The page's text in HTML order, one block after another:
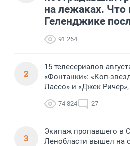
на лежаках. Что
Геленджике
91 264
2
15 телесериалов
«Фонтанки»: «Коп-
Лассо» и «Джек
74 824 27
3
Экипаж пропавшего в
Ленобласти вышел на